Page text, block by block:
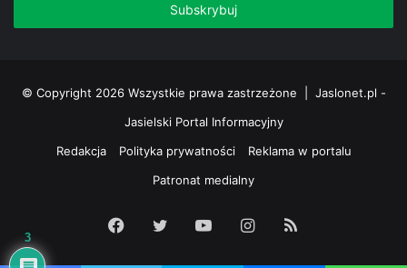
© Copyright 2026 Wszystkie prawa zastrzeżone | Jaslonet.pl -
Jasielski Portal Informacyjny
Redakcja
Polityka prywatności
Reklama w portalu
Patronat medialny
Facebook
Twitter YouTubeInstagram
3